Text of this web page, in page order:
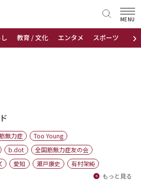
›
教育 / 文化 エンタメ スポーツ 地域
MENU
無力症
Too Young
b.dot
全国筋無力症友の会
愛知 瀬戸康史
有村架純
もっと見る